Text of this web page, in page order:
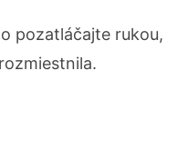
pozatláčajte rukou,